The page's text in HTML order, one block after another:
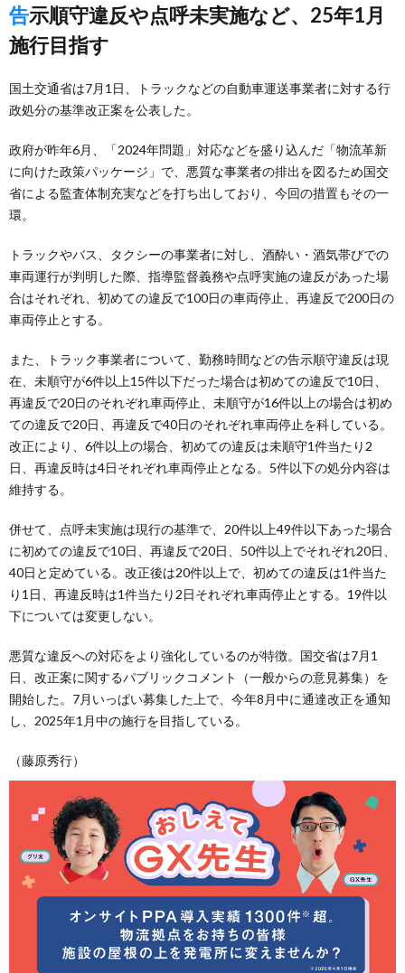
告示順守違反や点呼未実施など、25年1月
施行目指す
国土交通省は7月1日、トラックなどの自動車運送事業者に対する行
政処分の基準改正案を公表した。
政府が昨年6月、「2024年問題」対応などを盛り込んだ「物流革新
に向けた政策パッケージ」で、悪質な事業者の排出を図るため国交
省による監査体制充実などを打ち出しており、今回の措置もその一
環。
トラックやバス、タクシーの事業者に対し、酒酔い・酒気帯びでの
車両運行が判明した際、指導監督義務や点呼実施の違反があった場
合はそれぞれ、初めての違反で100日の車両停止、再違反で200日の
車両停止とする。
また、トラック事業者について、勤務時間などの告示順守違反は現
在、未順守が6件以上15件以下だった場合は初めての違反で10日、
再違反で20日のそれぞれ車両停止、未順守が16件以上の場合は初め
ての違反で20日、再違反で40日のそれぞれ車両停止を科している。
改正により、6件以上の場合、初めての違反は未順守1件当たり2
日、再違反時は4日それぞれ車両停止となる。5件以下の処分内容は
維持する。
併せて、点呼未実施は現行の基準で、20件以上49件以下あった場合
に初めての違反で10日、再違反で20日、50件以上でそれぞれ20日、
40日と定めている。改正後は20件以上で、初めての違反は1件当た
り1日、再違反時は1件当たり2日それぞれ車両停止とする。19件以
下については変更しない。
悪質な違反への対応をより強化しているのが特徴。国交省は7月1
日、改正案に関するパブリックコメント（一般からの意見募集）を
開始した。7月いっぱい募集した上で、今年8月中に通達改正を通知
し、2025年1月中の施行を目指している。
（藤原秀行）